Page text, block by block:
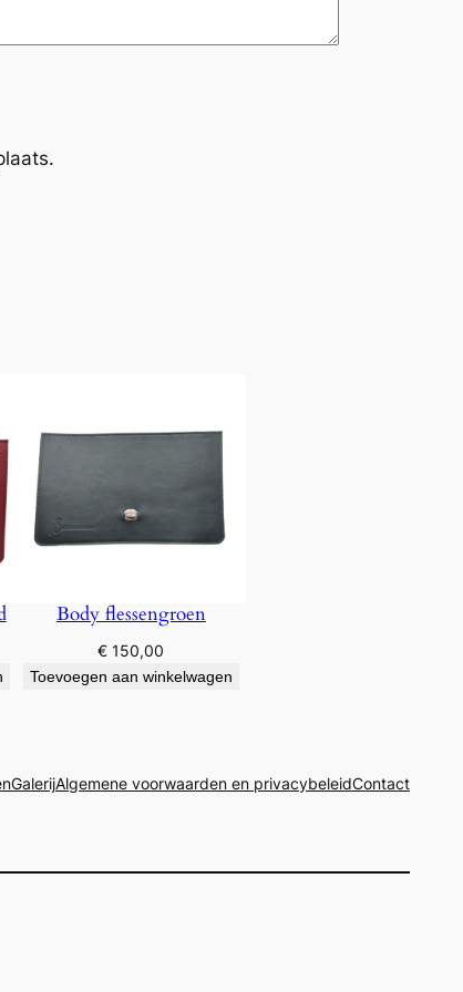
Body flessengroen
€ 150,00
Toevoegen aan winkelwagen
GalerijAlgemene voorwaarden en privacybeleidContact